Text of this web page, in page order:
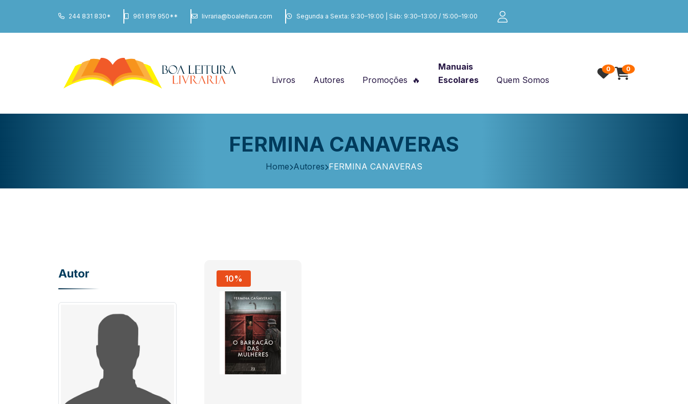
244 831 830* 961 819 950** livraria@boaleitura.com Segunda a Sexta: 9:30–19:00 | Sáb: 9:30–13:00 / 15:00–19:00
Livros Autores Promoções
Manuais
Escolares
Quem Somos
0 0
FERMINA CANAVERAS
Home Autores FERMINA CANAVERAS
Autor 10%